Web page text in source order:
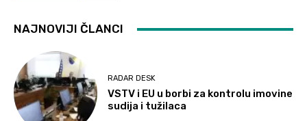
NAJNOVIJI ČLANCI
RADAR DESK
VSTV i EU u borbi za kontrolu imovine
sudija i tužilaca